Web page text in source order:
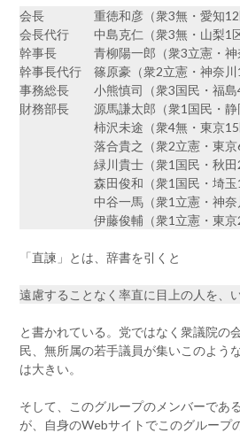
会長 重徳和彦（衆3無・愛知12
会長代行 中島克仁（衆3無・山梨1区
幹事長 青柳陽一郎（衆3立憲・神
幹事長代行 篠原豪（衆2立憲・神奈川1
事務総長 小熊慎司（衆3国民・福島4
財務部長 源馬謙太郎（衆1国民・静
柿沢未途（衆4無・東京15
落合貴之（衆2立憲・東京6
緑川貴士（衆1国民・秋田2
森田俊和（衆1国民・埼玉12
中谷一馬（衆1立憲・神奈川7
伊藤俊輔（衆1立憲・東京23
「直諫」とは、辞書を引くと
遠慮することなく率直に目上の人を、
と書かれている。党ではなく衆議院の
民、無所属の若手議員が集いこのよう
は大きい。
そして、このグループのメンバーであ
が、自身のWebサイトでこのグループ